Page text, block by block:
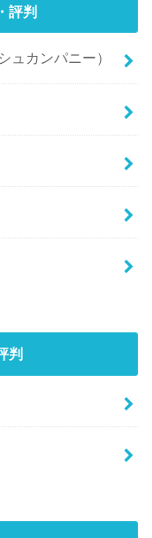
評判
ュカンパニー）
判